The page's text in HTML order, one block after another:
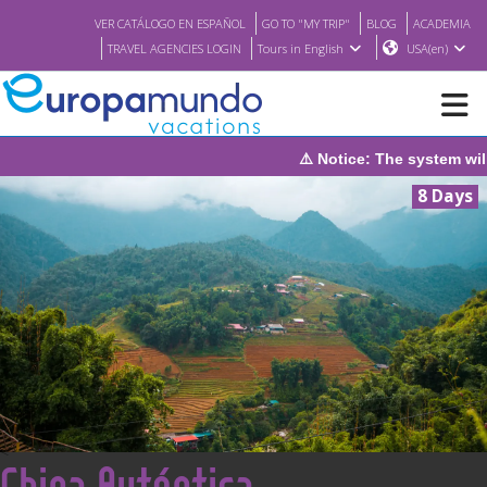
VER CATÁLOGO EN ESPAÑOL GO TO "MY TRIP" BLOG
ACADEMIA
TRAVEL AGENCIES LOGIN
Tours in English USA(en)
BROCHURE PDF
WHERE TO BUY
FEATURED
ABOUT US
⚠️ Notice: The system will be under
8 Days
<